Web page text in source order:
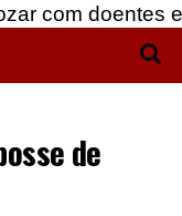
e bajular
de